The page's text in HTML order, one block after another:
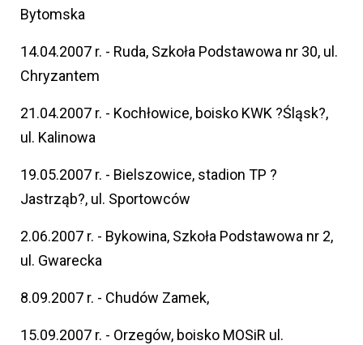
Bytomska
14.04.2007 r. - Ruda, Szkoła Podstawowa nr 30, ul.
Chryzantem
21.04.2007 r. - Kochłowice, boisko KWK ?Śląsk?,
ul. Kalinowa
19.05.2007 r. - Bielszowice, stadion TP ?
Jastrząb?, ul. Sportowców
2.06.2007 r. - Bykowina, Szkoła Podstawowa nr 2,
ul. Gwarecka
8.09.2007 r. - Chudów Zamek,
15.09.2007 r. - Orzegów, boisko MOSiR ul.